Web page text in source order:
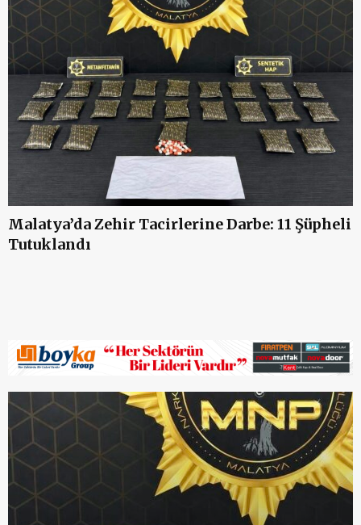
Malatya’da Zehir Tacirlerine Darbe: 11 Şüpheli
Tutuklandı